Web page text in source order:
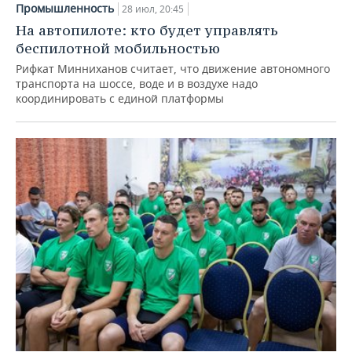
Промышленность 28 июл, 20:45
На автопилоте: кто будет управлять
беспилотной мобильностью
Рифкат Минниханов считает, что движение автономного
транспорта на шоссе, воде и в воздухе надо
координировать с единой платформы